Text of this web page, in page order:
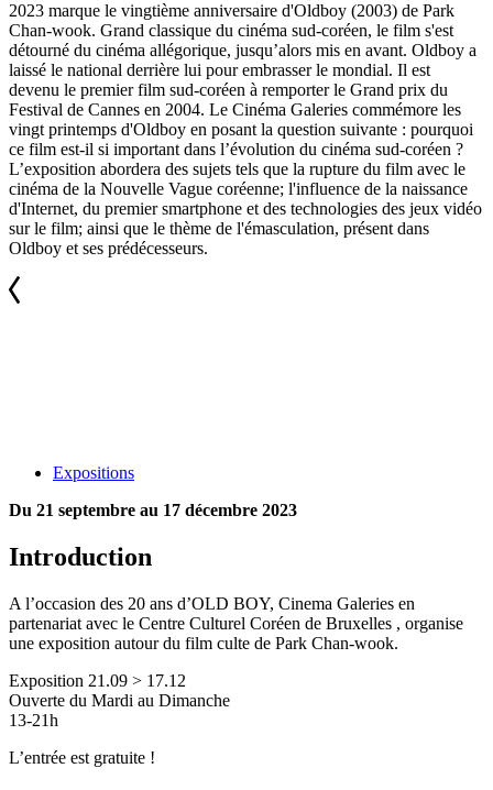
2023 marque le vingtième anniversaire d'Oldboy (2003) de Park
Chan-wook. Grand classique du cinéma sud-coréen, le film s'est
détourné du cinéma allégorique, jusqu’alors mis en avant. Oldboy a
laissé le national derrière lui pour embrasser le mondial. Il est
devenu le premier film sud-coréen à remporter le Grand prix du
Festival de Cannes en 2004. Le Cinéma Galeries commémore les
vingt printemps d'Oldboy en posant la question suivante : pourquoi
ce film est-il si important dans l’évolution du cinéma sud-coréen ?
L’exposition abordera des sujets tels que la rupture du film avec le
cinéma de la Nouvelle Vague coréenne; l'influence de la naissance
d'Internet, du premier smartphone et des technologies des jeux vidéo
sur le film; ainsi que le thème de l'émasculation, présent dans
Oldboy et ses prédécesseurs.
Expositions
Du 21 septembre au 17 décembre 2023
Introduction
A l’occasion des 20 ans d’OLD BOY, Cinema Galeries en
partenariat avec le Centre Culturel Coréen de Bruxelles , organise
une exposition autour du film culte de Park Chan-wook.
Exposition 21.09 > 17.12
Ouverte du Mardi au Dimanche
13-21h
L’entrée est gratuite !